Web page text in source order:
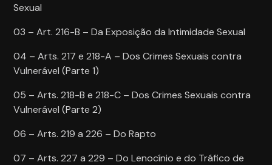
Sexual
03 – Art. 216-B – Da Exposição da Intimidade Sexual
04 – Arts. 217 e 218-A – Dos Crimes Sexuais contra
Vulnerável (Parte 1)
05 – Arts. 218-B e 218-C – Dos Crimes Sexuais contra
Vulnerável (Parte 2)
06 – Arts. 219 a 226 – Do Rapto
07 – Arts. 227 a 229 – Do Lenocínio e do Tráfico de